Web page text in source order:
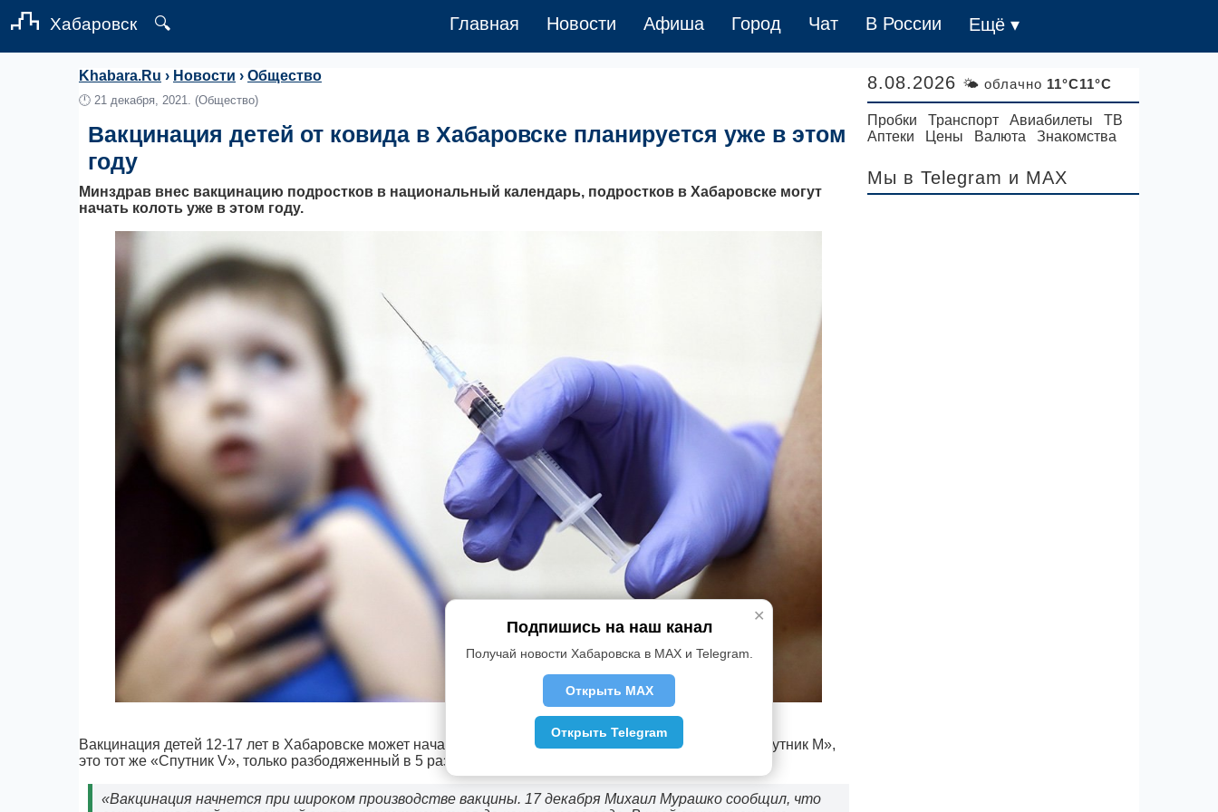
Хабаровск 🔍 Главная Новости Афиша Город Чат В России Ещё ▾
Khabara.Ru › Новости › Общество
🕛 21 декабря, 2021. (Общество)
Вакцинация детей от ковида в Хабаровске планируется уже в этом
году
Минздрав внес вакцинацию подростков в национальный календарь, подростков в Хабаровске могут
начать колоть уже в этом году.
Вакцинация детей 12-17 лет в Хабаровске может начаться уже в этом году. Колоть будут вакциной «Спутник М»,
это тот же «Спутник V», только разбодяженный в 5 раз.
«Вакцинация начнется при широком производстве вакцины. 17 декабря Михаил Мурашко сообщил, что
✕
Подпишись на наш канал
Получай новости Хабаровска в MAX и Telegram.
Открыть MAX
Открыть Telegram
8.08.2026 🌤 облачно 11°C11°C
Пробки Транспорт Авиабилеты
ТВ
Аптеки
Цены Валюта Знакомства
Мы в Telegram и MAX